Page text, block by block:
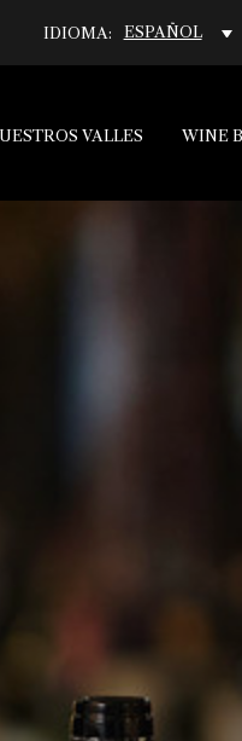
IDIOMA: ESPAÑOL
VALLES WINE